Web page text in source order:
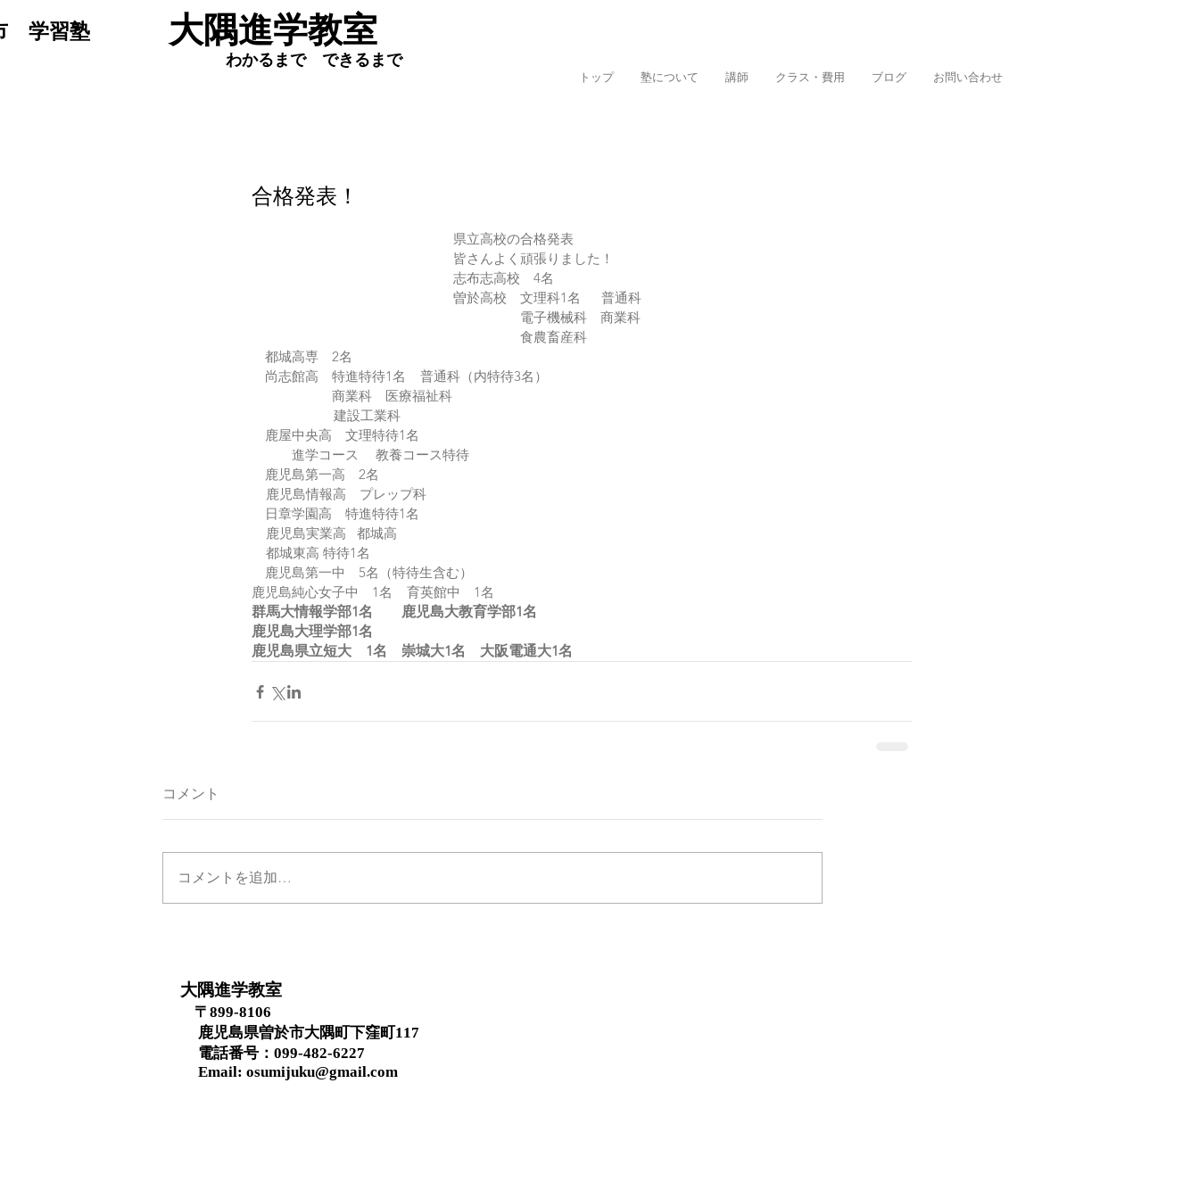
学習塾 ​大隅進学教室
わかるまで できるまで
トップ 塾について 講師 クラス・費用 ブログ お問い合わせ
合格発表！
県立高校の合格発表
皆さんよく頑張りました！
志布志高校　4名
曽於高校　文理科1名　  普通科
電子機械科　商業科
食農畜産科
都城高専　2名
尚志館高　特進特待1名    普通科（内特待3名）
商業科　医療福祉科
                       建設工業科
鹿屋中央高　文理特待1名
進学コース　 教養コース特待
鹿児島第一高　2名
    鹿児島情報高　プレップ科
日章学園高　特進特待1名
    鹿児島実業高   都城高
    都城東高 特待1名
鹿児島第一中　5名（特待生含む）
鹿児島純心女子中　1名    育英館中　1名
群馬大情報学部1名　　鹿児島大教育学部1名
鹿児島大理学部1名
鹿児島県立短大　1名　崇城大1名　大阪電通大1名
コメント
コメントを追加…
大隅進学教室
〒899-8106
鹿児島県曽於市大隅町下窪町117
​ 電話番号：099-482-6227
Email: osumijuku@gmail.com